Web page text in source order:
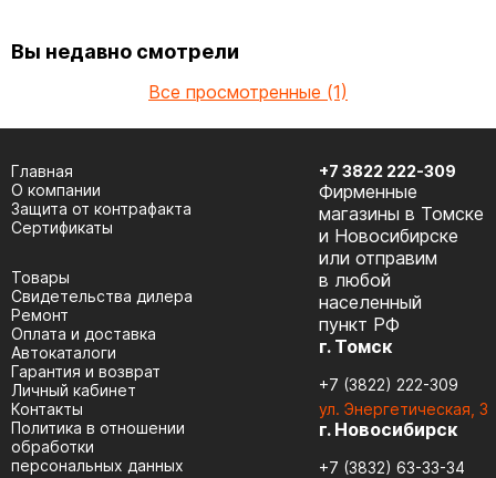
Вы недавно смотрели
Все просмотренные (1)
Главная
О компании
Защита от контрафакта
Сертификаты
Товары
Cвидетельства дилера
Ремонт
Оплата и доставка
Автокаталоги
Гарантия и возврат
Личный кабинет
Контакты
Политика в отношении
обработки
персональных данных
+7 3822 222-309
Фирменные
магазины в Томске
и Новосибирске
или отправим
в любой
населенный
пункт РФ
г. Томск
+7 (3822) 222-309
ул. Энергетическая, 3
г. Новосибирск
+7 (3832) 63-33-34